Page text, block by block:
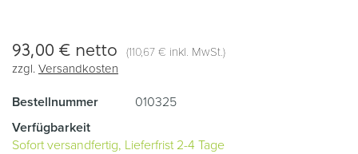
93,00 € netto (110,67 € inkl. MwSt.)
zzgl. Versandkosten
Bestellnummer
010325
Verfügbarkeit
Sofort versandfertig, Lieferfrist 2-4 Tage